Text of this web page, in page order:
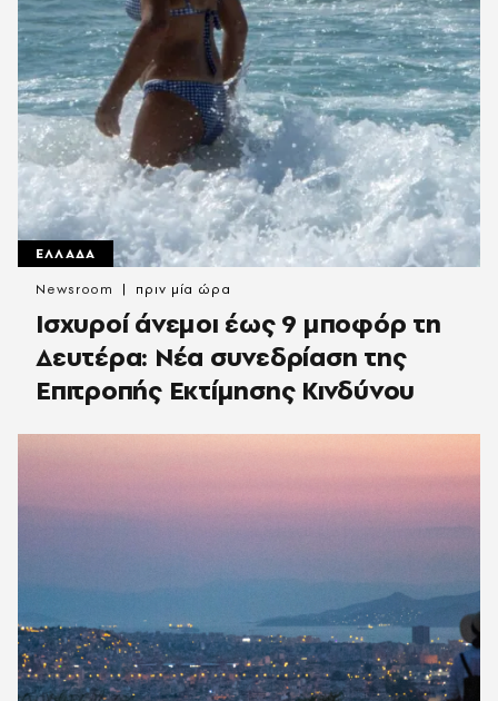
ΕΛΛΑΔΑ
Ισχυροί άνεμοι έως 9 μποφόρ τη
Δευτέρα: Νέα συνεδρίαση της
Επιτροπής Εκτίμησης Κινδύνου
Newsroom πριν μία ώρα